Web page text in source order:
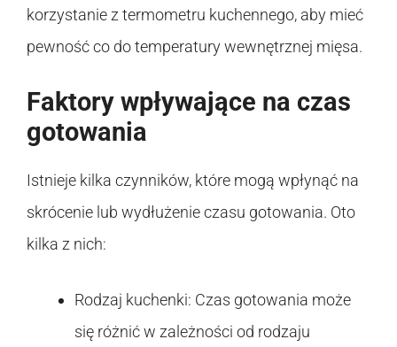
korzystanie z termometru kuchennego, aby mieć
pewność co do temperatury wewnętrznej mięsa.
Faktory wpływające na czas
gotowania
Istnieje kilka czynników, które mogą wpłynąć na
skrócenie lub wydłużenie czasu gotowania. Oto
kilka z nich:
Rodzaj kuchenki: Czas gotowania może
się różnić w zależności od rodzaju